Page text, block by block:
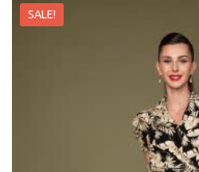
SALE!